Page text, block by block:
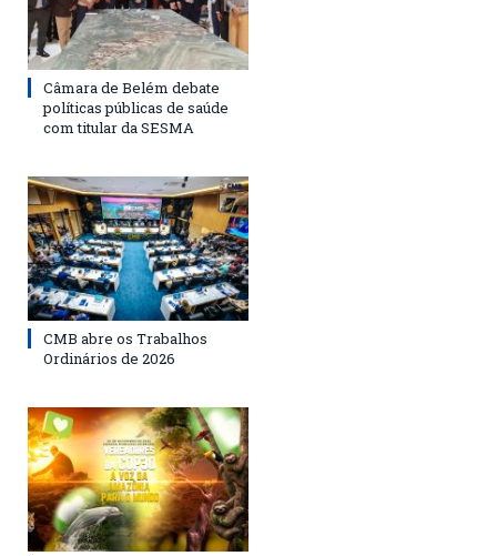
Câmara de Belém debate
políticas públicas de saúde
com titular da SESMA
CMB abre os Trabalhos
Ordinários de 2026